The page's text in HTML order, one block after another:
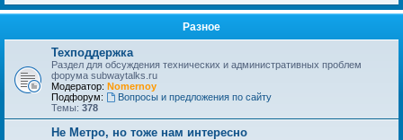
Разное
Техподдержка
Раздел для обсуждения технических и административных проблем
форума subwaytalks.ru
Модератор: Nomernoy
Подфорум:
Вопросы и предложения по сайту
Темы: 378
Не Метро, но тоже нам интересно